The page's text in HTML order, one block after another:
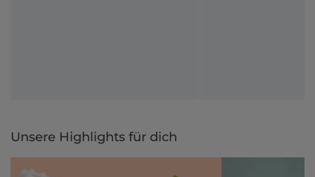
Unsere Highlights für dich